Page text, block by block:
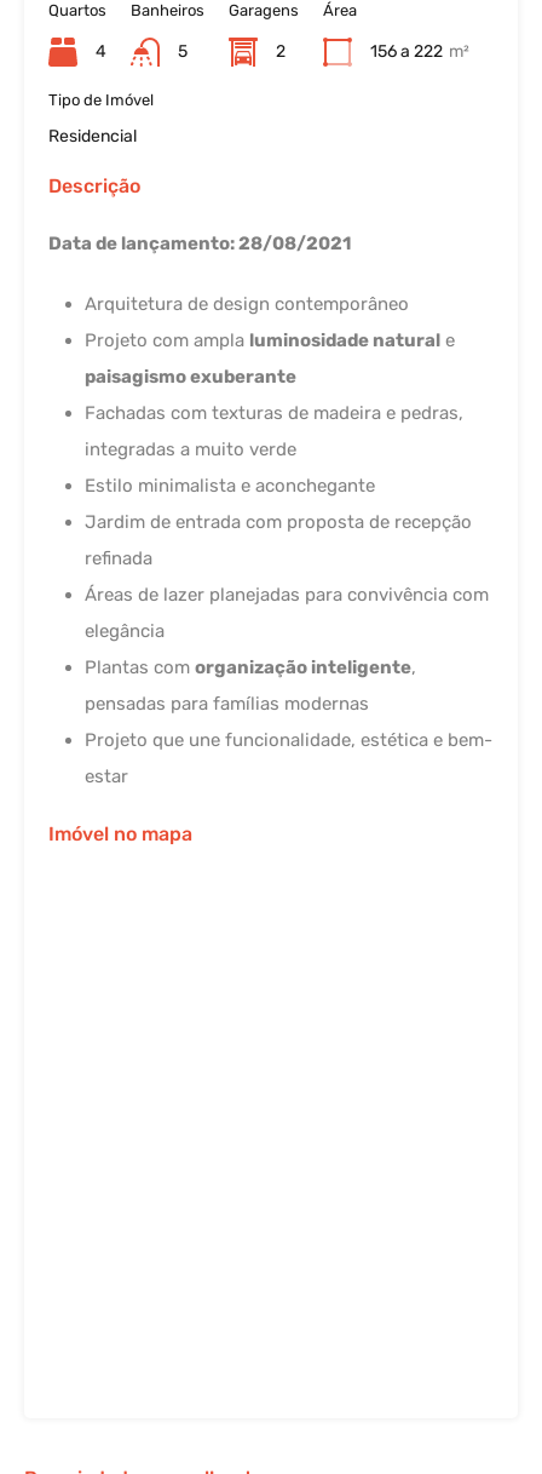
Quartos
4
Banheiros
5
Garagens
2
Área
156 a 222 m²
Tipo de Imóvel
Residencial
Descrição
Data de lançamento: 28/08/2021
Arquitetura de design contemporâneo
Projeto com ampla luminosidade natural e
paisagismo exuberante
Fachadas com texturas de madeira e pedras,
integradas a muito verde
Estilo minimalista e aconchegante
Jardim de entrada com proposta de recepção
refinada
Áreas de lazer planejadas para convivência com
elegância
Plantas com organização inteligente,
pensadas para famílias modernas
Projeto que une funcionalidade, estética e bem-
estar
Imóvel no mapa